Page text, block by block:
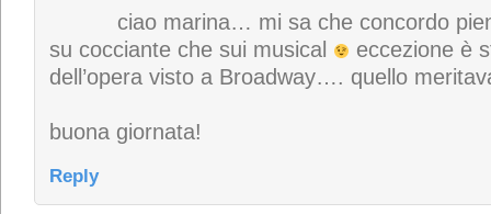
ciao marina… mi sa che concordo
su cocciante che sui musical
eccezione è
dell’opera visto a Broadway…. quello
buona giornata!
Reply